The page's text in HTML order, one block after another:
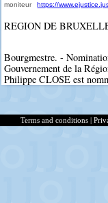
moniteur https://
REGION DE
Bourgmestre. -
Gouvernement de la
Philippe CLOSE est
Terms and conditions |